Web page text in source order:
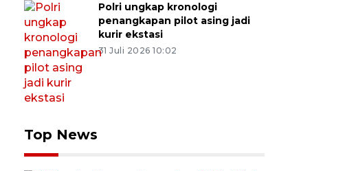
Polri ungkap kronologi
penangkapan pilot asing jadi
kurir ekstasi
31 Juli 2026 10:02
Top News